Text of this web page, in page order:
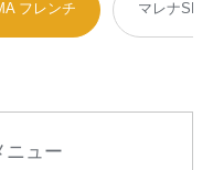
フレンチ マレナ
ニュー